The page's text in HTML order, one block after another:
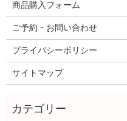
商品購入フォーム
ご予約・お問い合わせ
プライバシーポリシー
サイトマップ